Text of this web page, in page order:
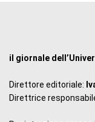
il giornale
Direttore editoriale:
Direttrice